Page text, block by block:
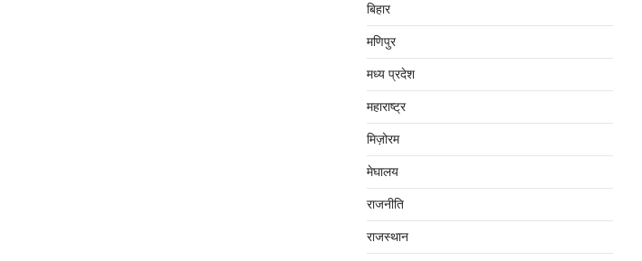
बिहार
मणिपुर
मध्‍य प्रदेश
महाराष्‍ट्र
मिज़ोरम
मेघालय
राजनीति
राजस्थान